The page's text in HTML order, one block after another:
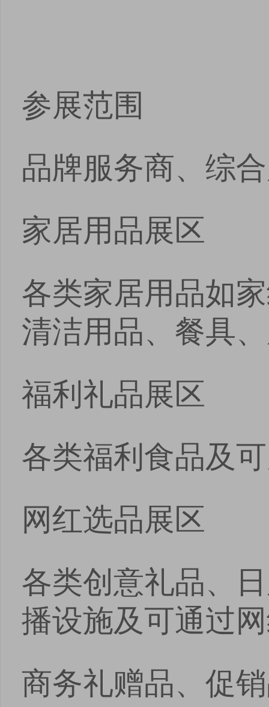
参展范围
品牌服务商、综
家居用品展区
各类家居用品如
清洁用品、餐具
福利礼品展区
各类福利食品及
网红选品展区
各类创意礼品、
播设施及可通过
商务礼赠品、促